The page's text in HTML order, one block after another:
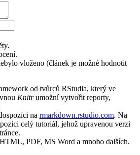
vloženo (článek je možné hodnotit
od tvůrců RStudia, který ve
Knitrumožní vytvořit reporty,
na rmarkdown.rstudio.com. Na
celý tutoriál, jehož upravenou verzi
PDF, MS Word a mnoho dalších.